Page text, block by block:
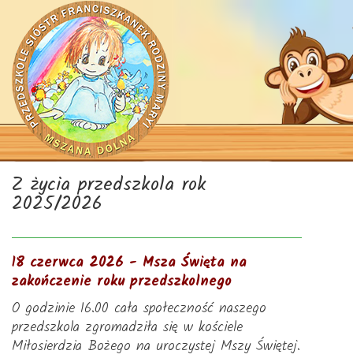
Z życia przedszkola rok
2025/2026
18 czerwca 2026 - Msza Święta na
zakończenie roku przedszkolnego
O godzinie 16.00 cała społeczność naszego
przedszkola zgromadziła się w kościele
Miłosierdzia Bożego na uroczystej Mszy Świętej.